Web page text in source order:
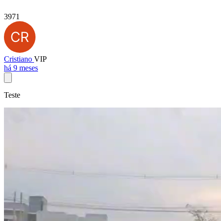
3971
Cristiano VIP
há 9 meses
Teste